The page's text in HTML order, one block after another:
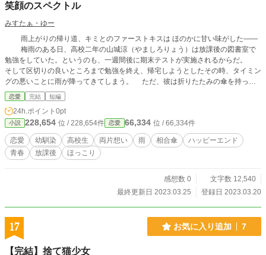
笑顔のスペクトル
みすたぁ・ゆー
雨上がりの帰り道、キミとのファーストキスは ほのかに甘い味がした――
勉強をしていた。というのも、一週間後に期末テストが実施されるからだ。
そして区切りの良いところまで勉強を終え、帰宅しようとしたその時、タイミン
グの悪いことに雨が降ってきてしまう。 ただ、彼は折りたたみの傘を持って
きているので雨に濡れることはない。 ゆえに淡々と生徒昇降口（下駄箱の
前）へ移動したのだが、そこには幼馴染みで同じ団地に住んでいる名越夏帆（な
ごしかほ）の姿が――。 当然、ふたりは相合傘で一緒に帰ることになるのだ
が……。
恋愛 完結 短編
24h.ポイント 0pt
小説 228,654 位 / 228,654件 恋愛 66,334 位 / 66,334件
恋愛 幼馴染 高校生 両片想い 雨 相合傘
ハッピーエンド
青春
放課後 ほっこり
感想数 0
文字数 12,540
最終更新日 2023.03.25
登録日 2023.03.20
17 お気に入り追加 7
【完結】捨て猫少女